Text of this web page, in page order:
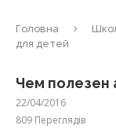
Головна
для детей
Чем полезен
22/04/2016
809 Переглядів